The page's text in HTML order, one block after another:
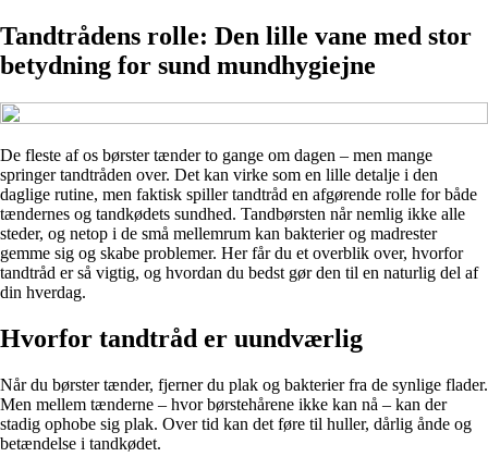
Tandtrådens rolle: Den lille vane med stor
betydning for sund mundhygiejne
De fleste af os børster tænder to gange om dagen – men mange
springer tandtråden over. Det kan virke som en lille detalje i den
daglige rutine, men faktisk spiller tandtråd en afgørende rolle for både
tændernes og tandkødets sundhed. Tandbørsten når nemlig ikke alle
steder, og netop i de små mellemrum kan bakterier og madrester
gemme sig og skabe problemer. Her får du et overblik over, hvorfor
tandtråd er så vigtig, og hvordan du bedst gør den til en naturlig del af
din hverdag.
Hvorfor tandtråd er uundværlig
Når du børster tænder, fjerner du plak og bakterier fra de synlige flader.
Men mellem tænderne – hvor børstehårene ikke kan nå – kan der
stadig ophobe sig plak. Over tid kan det føre til huller, dårlig ånde og
betændelse i tandkødet.